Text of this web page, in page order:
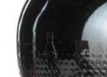
SK
HU
IT
KA